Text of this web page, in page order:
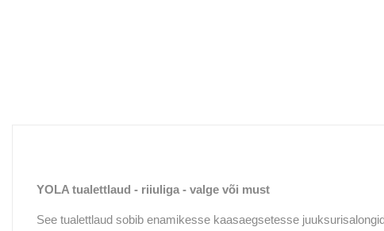
YOLA tualettlaud - riiuliga - valge või must
See tualettlaud sobib enamikesse kaasaegsetesse